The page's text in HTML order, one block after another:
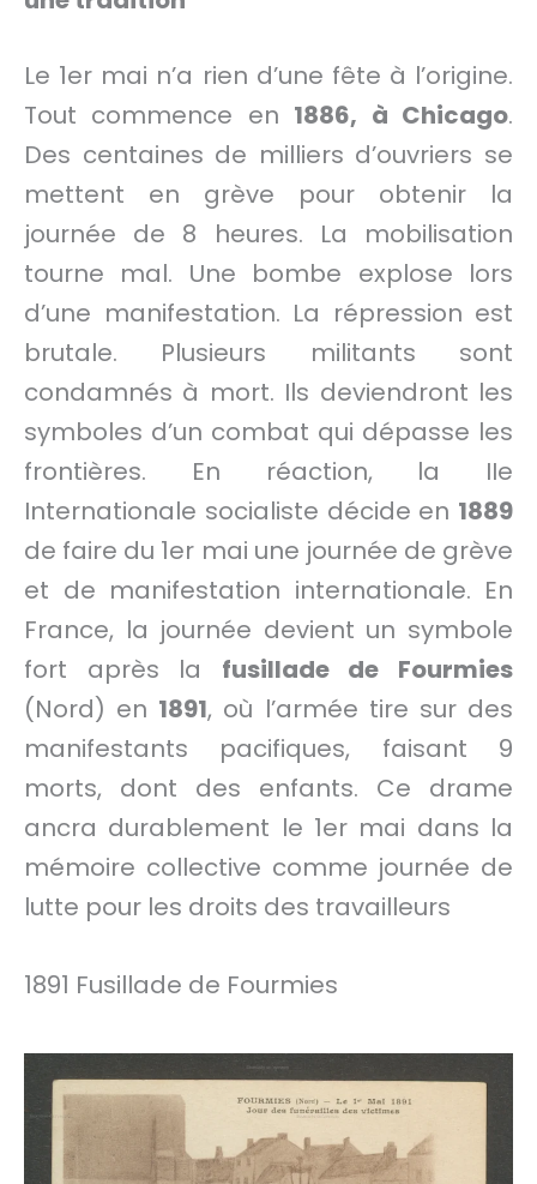
Le 1er mai n’a rien d’une fête à l’origine.
Tout commence en 1886, à Chicago.
Des centaines de milliers d’ouvriers se
mettent en grève pour obtenir la
journée de 8 heures. La mobilisation
tourne mal. Une bombe explose lors
d’une manifestation. La répression est
brutale. Plusieurs militants sont
condamnés à mort. Ils deviendront les
symboles d’un combat qui dépasse les
frontières. En réaction, la IIe
Internationale socialiste décide en 1889
de faire du 1er mai une journée de grève
et de manifestation internationale. En
France, la journée devient un symbole
fort après la fusillade de Fourmies
(Nord) en 1891, où l’armée tire sur des
manifestants pacifiques, faisant 9
morts, dont des enfants. Ce drame
ancra durablement le 1er mai dans la
mémoire collective comme journée de
lutte pour les droits des travailleurs
1891 Fusillade de Fourmies